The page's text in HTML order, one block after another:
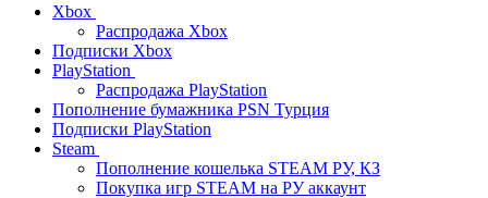
Xbox
Распродажа Xbox
Подписки Xbox
PlayStation
Распродажа PlayStation
Пополнение бумажника PSN Турция
Подписки PlayStation
Steam
Пополнение кошелька STEAM РУ, КЗ
Покупка игр STEAM на РУ аккаунт